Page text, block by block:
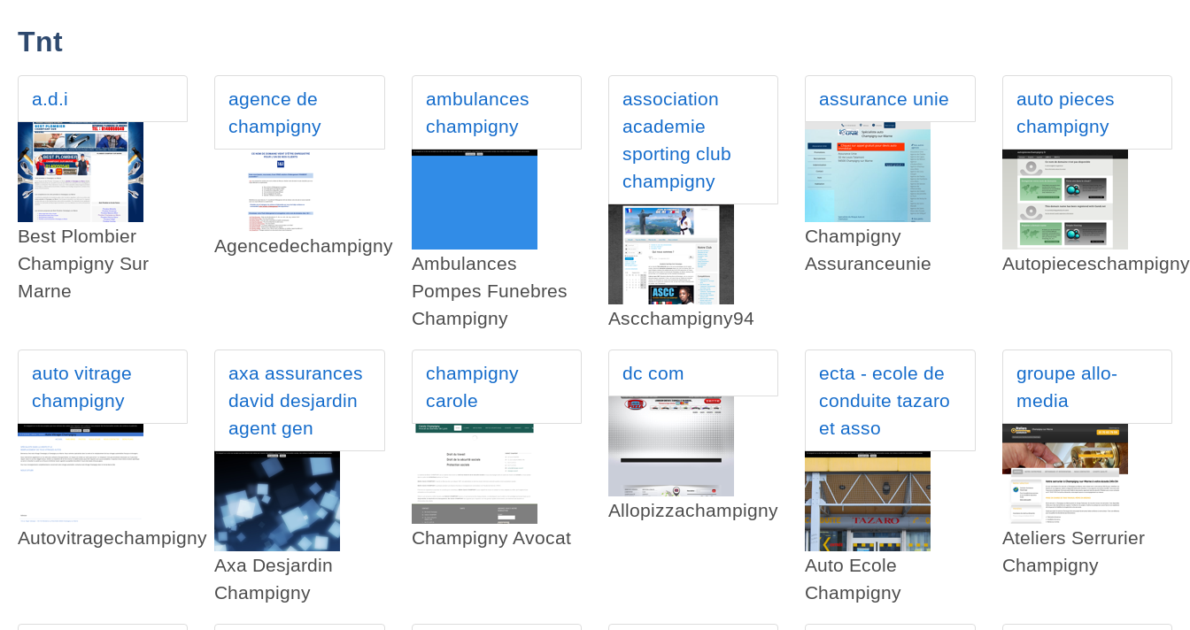
Tnt
a.d.i
Best Plombier
Champigny Sur
Marne
agence de
champigny
Agencedechampigny
ambulances
champigny
Ambulances
Pompes Funebres
Champigny
association
academie
sporting club
champigny
Ascchampigny94
assurance unie
Champigny
Assuranceunie
auto pieces
champigny
Autopieceschampigny
auto vitrage
champigny
Autovitragechampigny
axa assurances
david desjardin
agent gen
Axa Desjardin
Champigny
champigny
carole
Champigny Avocat
dc com
Allopizzachampigny
ecta - ecole de
conduite tazaro
et asso
Auto Ecole
Champigny
groupe allo-
media
Ateliers Serrurier
Champigny